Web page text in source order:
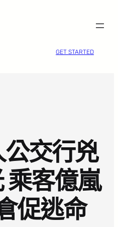
GET STARTED
交行兇
乘客億嵐
促逃命